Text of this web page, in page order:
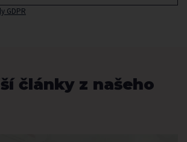
GDPR
články z našeho